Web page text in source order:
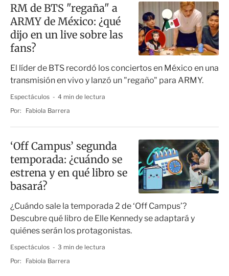
RM de BTS "regaña" a
ARMY de México: ¿qué
dijo en un live sobre las
fans?
El líder de BTS recordó los conciertos en México en una
transmisión en vivo y lanzó un "regaño" para ARMY.
Espectáculos
4 min de lectura
Por:
Fabiola Barrera
‘Off Campus’ segunda
temporada: ¿cuándo se
estrena y en qué libro se
basará?
¿Cuándo sale la temporada 2 de ‘Off Campus’?
Descubre qué libro de Elle Kennedy se adaptará y
quiénes serán los protagonistas.
Espectáculos
3 min de lectura
Por:
Fabiola Barrera